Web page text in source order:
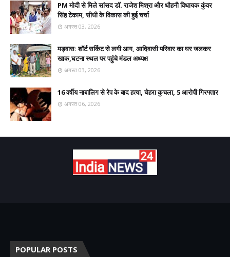
PM मोदी से मिले सांसद डॉ. राजेश मिश्रा और धौहनी विधायक कुंवर
सिंह टेकाम, सीधी के विकास की हुई चर्चा
अगस्त 03, 2026
मड़वास: शॉर्ट सर्किट से लगी आग, आदिवासी परिवार का घर जलकर
खाक,घटना स्थल पर पहुंचे मंडल अध्यक्ष
अगस्त 03, 2026
16 वर्षीय नाबालिग से रेप के बाद हत्या, चेहरा कुचला, 5 आरोपी गिरफ्तार
अगस्त 06, 2026
POPULAR POSTS